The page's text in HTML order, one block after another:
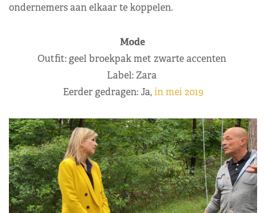
ondernemers aan elkaar te koppelen.
Mode
Outfit: geel broekpak met zwarte accenten
Label: Zara
Eerder gedragen: Ja,in mei 2019